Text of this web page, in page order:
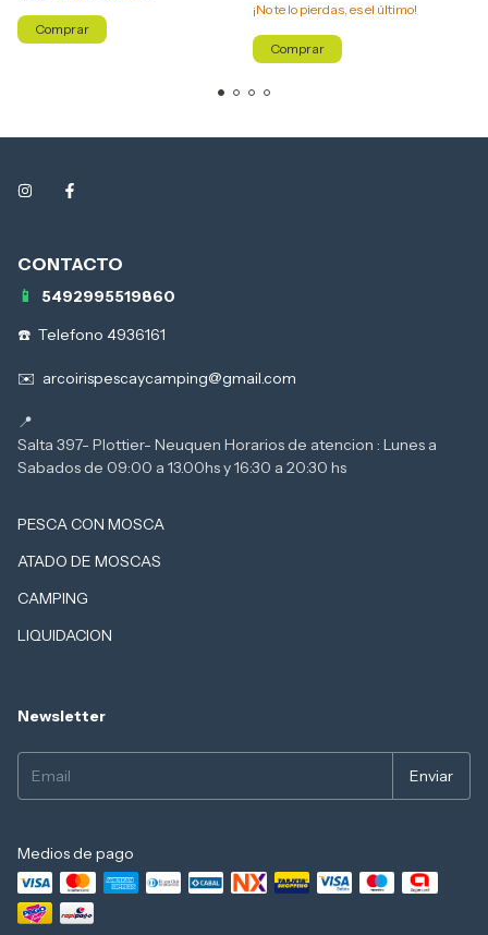
Comprar
¡No te lo pierdas, es el último!
Comprar
5492995519860
Telefono 4936161
arcoirispescaycamping@gmail.com
Salta 397- Plottier- Neuquen Horarios de atencion : Lunes a
PESCA CON MOSCA
ATADO DE MOSCAS
CAMPING
LIQUIDACION
Newsletter
Medios de pago